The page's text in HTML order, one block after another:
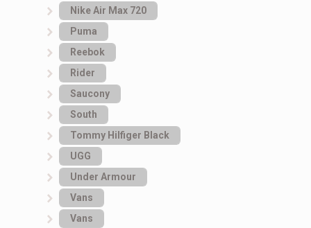
Nike Air Max 720
Puma
Reebok
Rider
Saucony
South
Tommy Hilfiger Black
UGG
Under Armour
Vans
Vans